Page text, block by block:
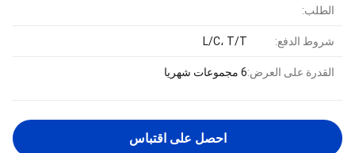
الطلب:
شروط الدفع: L/C، T/T
القدرة على العرض:6 مجموعات شهريا
احصل على اقتباس